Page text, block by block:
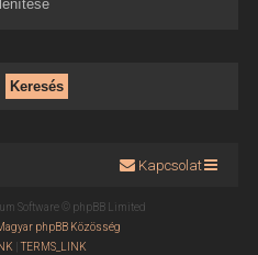
Kapcsolat
Software © phpBB Limited
phpBB Közösség
|TERMS_LINK